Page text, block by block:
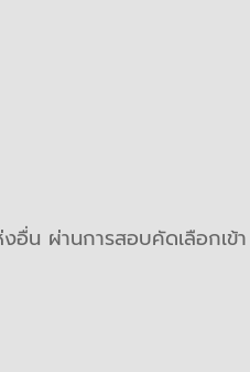
อื่น ผ่านการสอบคัดเลือกเข้า